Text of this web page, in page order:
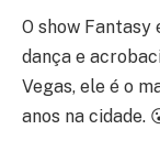
O show Fantasy
dança e
Vegas, ele é o
anos na cidade.